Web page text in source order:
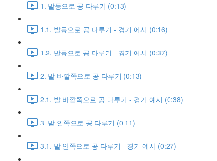
1. 발등으로 공 다루기 (0:13)
1.1. 발등으로 공 다루기 - 경기 에시 (0:16)
1.2. 발등으로 공 다루기 - 경기 에시 (0:37)
2. 발 바깥쪽으로 공 다루기 (0:13)
2.1. 발 바깥쪽으로 공 다루기 - 경기 예시 (0:38)
3. 발 안쪽으로 공 다루기 (0:11)
3.1. 발 안쪽으로 공 다루기 - 경기 예시 (0:27)